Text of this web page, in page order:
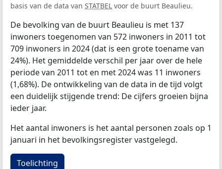
basis van de data van STATBEL voor de buurt Beaulieu.
De bevolking van de buurt Beaulieu is met 137
inwoners toegenomen van 572 inwoners in 2011 tot
709 inwoners in 2024 (dat is een grote toename van
24%). Het gemiddelde verschil per jaar over de hele
periode van 2011 tot en met 2024 was 11 inwoners
(1,68%). De ontwikkeling van de data in de tijd volgt
een duidelijk stijgende trend: De cijfers groeien bijna
ieder jaar.
Het aantal inwoners is het aantal personen zoals op 1
januari in het bevolkingsregister vastgelegd.
Toelichting